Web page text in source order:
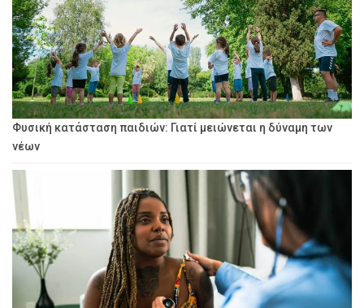
Φυσική κατάσταση παιδιών: Γιατί μειώνεται η δύναμη των
νέων